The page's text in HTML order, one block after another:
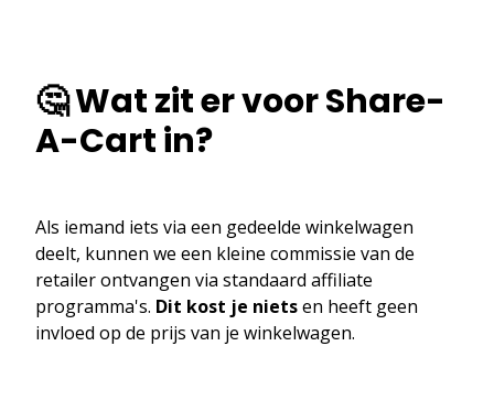
🤔 Wat zit er voor Share-
A-Cart in?
Als iemand iets via een gedeelde winkelwagen
deelt, kunnen we een kleine commissie van de
retailer ontvangen via standaard affiliate
programma's. Dit kost je nietsen heeft geen
invloed op de prijs van je winkelwagen.